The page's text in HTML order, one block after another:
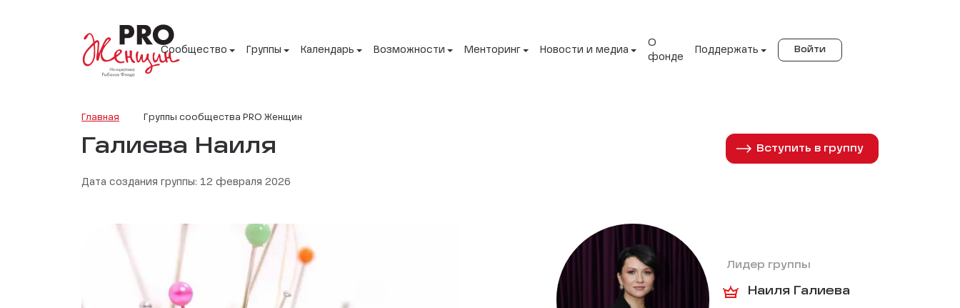
Сообщество Группы Календарь Возможности Менторинг Новости и медиа
О
фонде
Поддержать Войти
Главная Группы сообщества PRO Женщин
Галиева Наиля Вступить в группу
Дата создания группы: 12 февраля 2026
Лидер группы
Наиля Галиева